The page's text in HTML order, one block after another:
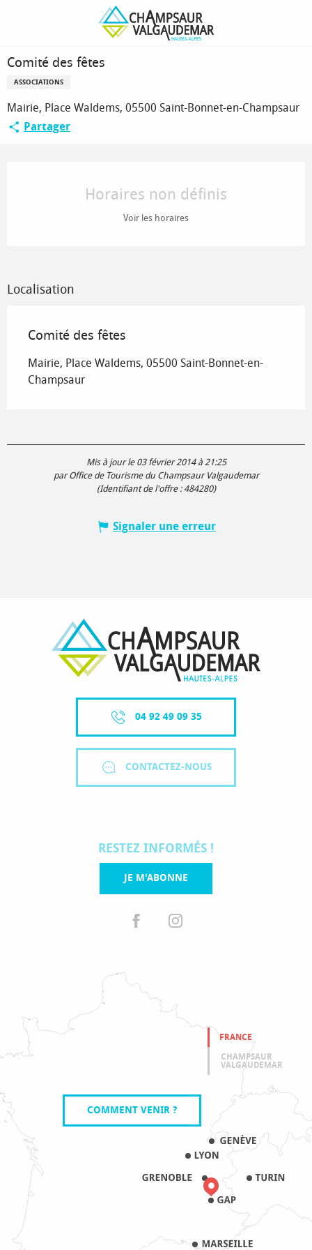
principal
Comité des fêtes
Comité des fêtes
ASSOCIATIONS
Mairie, Place Waldems, 05500 Saint-Bonnet-en-Champsaur
Partager
Horaires non définis
Voir les horaires
Localisation
Comité des fêtes
Mairie, Place Waldems, 05500 Saint-Bonnet-en-
Champsaur
Mis à jour le 03 février 2014 à 21:25
par Office de Tourisme du Champsaur Valgaudemar
(Identifiant de l'offre :484280)
Signaler une erreur
04 92 49 09 35
CONTACTEZ-NOUS
RESTEZ INFORMÉS !
JE M'ABONNE
FRANCE
CHAMPSAUR
VALGAUDEMAR
COMMENT VENIR ?